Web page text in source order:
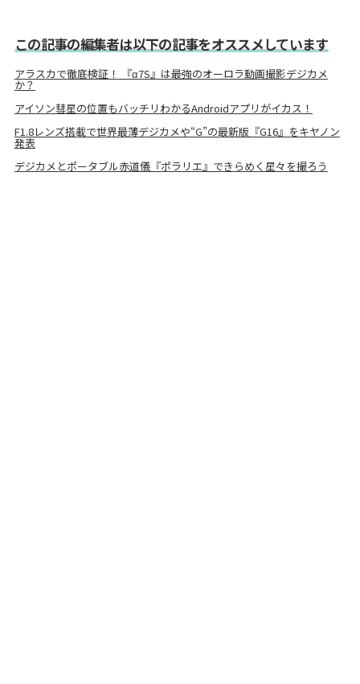
この記事の編集者は以下の記事をオススメしています
アラスカで徹底検証！ 『α7S』は最強のオーロラ動画撮影デジカメ
か？
アイソン彗星の位置もバッチリわかるAndroidアプリがイカス！
F1.8レンズ搭載で世界最薄デジカメや“G”の最新版『G16』をキヤノン
発表
デジカメとポータブル赤道儀『ポラリエ』できらめく星々を撮ろう